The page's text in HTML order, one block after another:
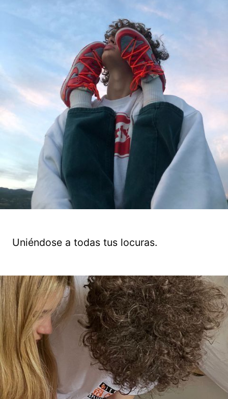
Uniéndose a todas tus locuras.